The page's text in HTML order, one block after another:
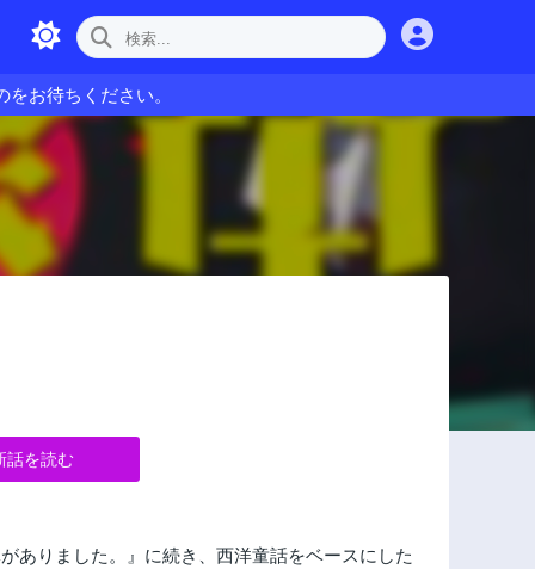
お待ちください。
話を読む
ありました。』に続き、西洋童話をベースにした